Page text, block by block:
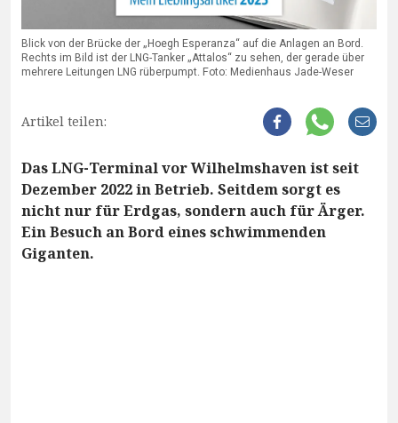
Blick von der Brücke der „Hoegh Esperanza“ auf die Anlagen an Bord.
Rechts im Bild ist der LNG-Tanker „Attalos“ zu sehen, der gerade über
mehrere Leitungen LNG rüberpumpt. Foto: Medienhaus Jade-Weser
Artikel teilen:
Das LNG-Terminal vor Wilhelmshaven ist seit
Dezember 2022 in Betrieb. Seitdem sorgt es
nicht nur für Erdgas, sondern auch für Ärger.
Ein Besuch an Bord eines schwimmenden
Giganten.